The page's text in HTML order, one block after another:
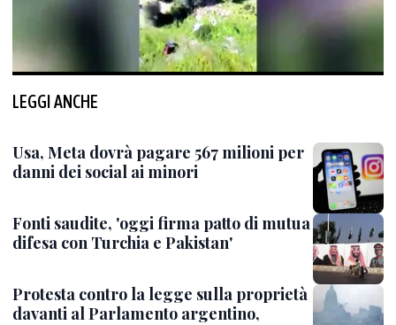
LEGGI ANCHE
Usa, Meta dovrà pagare 567 milioni per
danni dei social ai minori
Fonti saudite, 'oggi firma patto di mutua
difesa con Turchia e Pakistan'
Protesta contro la legge sulla proprietà
davanti al Parlamento argentino,